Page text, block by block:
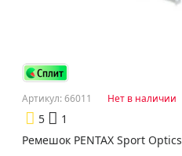
Артикул: 66011 Нет в наличии
5
1
Ремешок PENTAX Sport Optics